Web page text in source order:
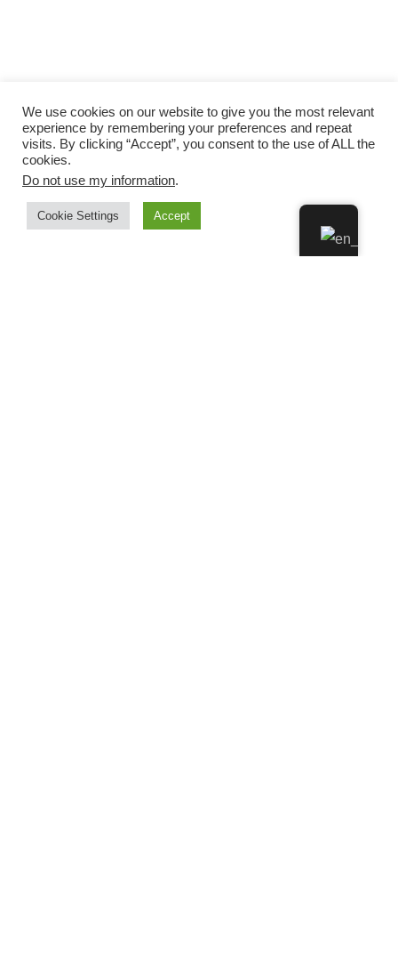
We use cookies on our website to give you the most relevant
experience by remembering your preferences and repeat
visits. By clicking “Accept”, you consent to the use of ALL the
cookies.
Do not use my information.
Cookie Settings Accept